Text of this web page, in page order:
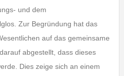
und dem
Zur Begründung hat das
auf das gemeinsame
abgestellt, dass dieses
Dies zeige sich an einem